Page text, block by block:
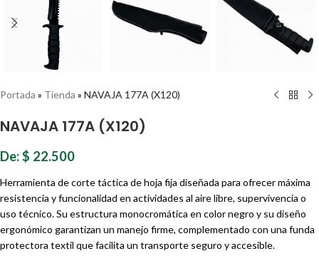
Portada » Tienda » NAVAJA 177A (X120)
NAVAJA 177A (X120)
De:$ 22.500
Herramienta de corte táctica de hoja fija diseñada para ofrecer máxima
resistencia y funcionalidad en actividades al aire libre, supervivencia o
uso técnico. Su estructura monocromática en color negro y su diseño
ergonómico garantizan un manejo firme, complementado con una funda
protectora textil que facilita un transporte seguro y accesible.